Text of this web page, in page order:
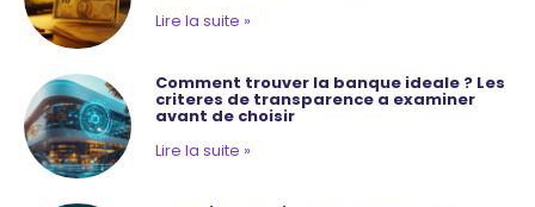
Lire la suite »
Comment trouver la banque ideale ? Les
criteres de transparence a examiner
avant de choisir
Lire la suite »